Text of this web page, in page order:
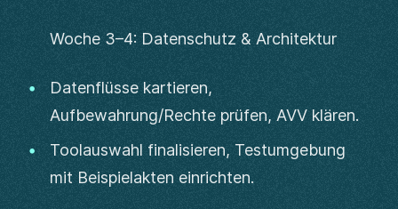
Woche 3–4: Datenschutz & Architektur
Datenflüsse kartieren,
Aufbewahrung/Rechte prüfen, AVV klären.
Toolauswahl finalisieren, Testumgebung
mit Beispielakten einrichten.